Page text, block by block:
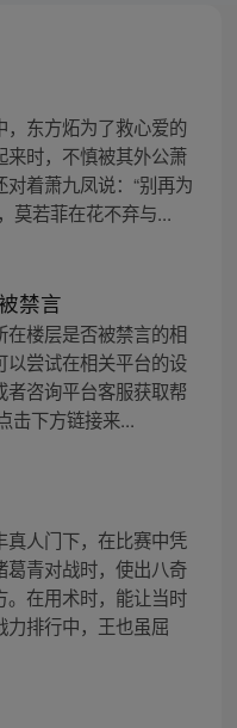
，东方炻为了救心爱的
来时，不慎被其外公萧
着萧九凤说：“别再为
莫若菲在花不弃与...
禁言
在楼层是否被禁言的相
以尝试在相关平台的设
咨询平台客服获取帮
击下方链接来...
真人门下，在比赛中凭
青对战时，使出八奇
。在用术时，能让当时
排行中，王也虽屈